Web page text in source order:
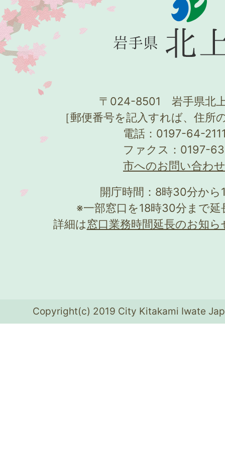
〒024-8501 岩手県北
［郵便番号を記入すれば、住所
電話：0197-64-
ファクス：0197-
市へのお問い合わ
開庁時間：8時30分か
※一部窓口を18時30分まで
詳細は窓口業務時間延長のお知ら
Copyright(c) 2019 City Kitakami Iwate